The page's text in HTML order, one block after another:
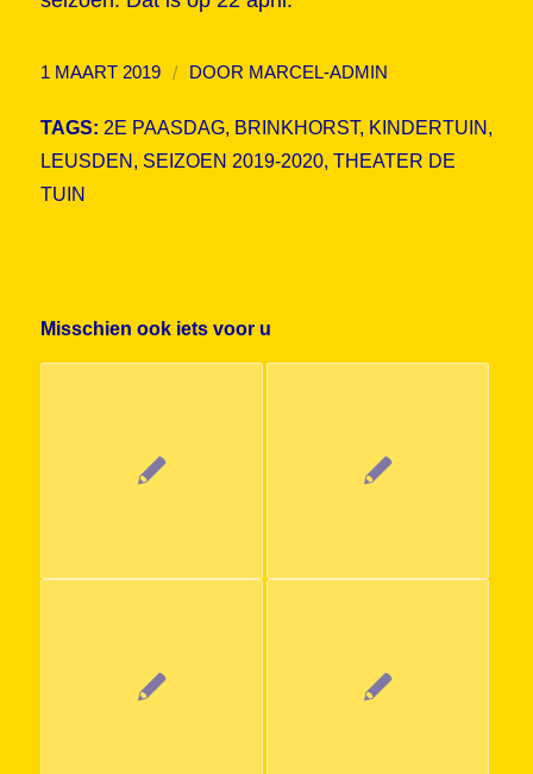
1 MAART 2019 / DOOR MARCEL-ADMIN
TAGS: 2E PAASDAG, BRINKHORST, KINDERTUIN ,
LEUSDEN , SEIZOEN 2019-2020, THEATER DE
TUIN
Misschien ook iets voor u